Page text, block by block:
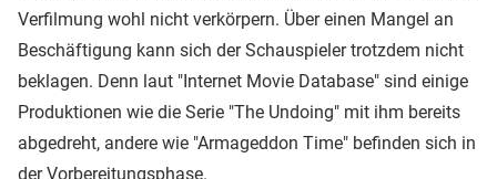
Verfilmung wohl nicht verkörpern. Über einen Mangel an
Beschäftigung kann sich der Schauspieler trotzdem nicht
beklagen. Denn laut "Internet Movie Database" sind einige
Produktionen wie die Serie "The Undoing" mit ihm bereits
abgedreht, andere wie "Armageddon Time" befinden sich in
der Vorbereitungsphase.